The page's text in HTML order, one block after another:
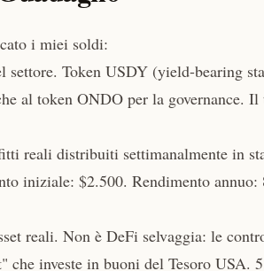
i miei soldi:
settore. Token USDY (yield-bearing
al token ONDO per la governance. Il
reali distribuiti settimanalmente in
iniziale: $2.500. Rendimento
reali. Non è DeFi selvaggia: le
investe in buoni del Tesoro USA.